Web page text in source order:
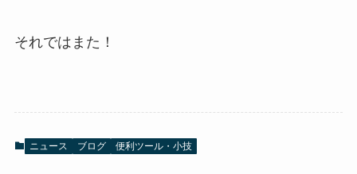
それではまた！
ニュース ブログ 便利ツール・小技